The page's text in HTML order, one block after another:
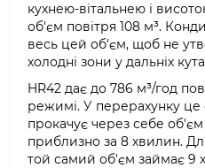
кухнею-вітальнею і
об'єм повітря 108 м³.
весь цей об'єм, щоб не
холодні зони у дальніх
HR42 дає до 786 м³/год
режимі. У перерахунку це
прокачує через себе об'єм
приблизно за 8 хвилин.
той самий об'єм займає 9